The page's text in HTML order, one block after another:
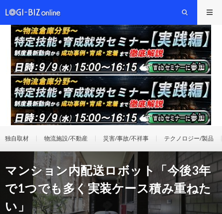
独自取材 物流施設/不動産 災害/事故/不祥事 テクノロジー/製品
マンション内配送ロボット「今後3年
で1つでも多く実装ケース積み重ねた
い」